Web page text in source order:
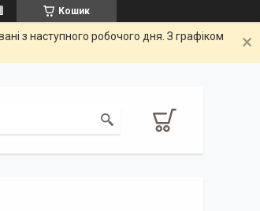
Кошик
з наступного робочого дня. З графіком